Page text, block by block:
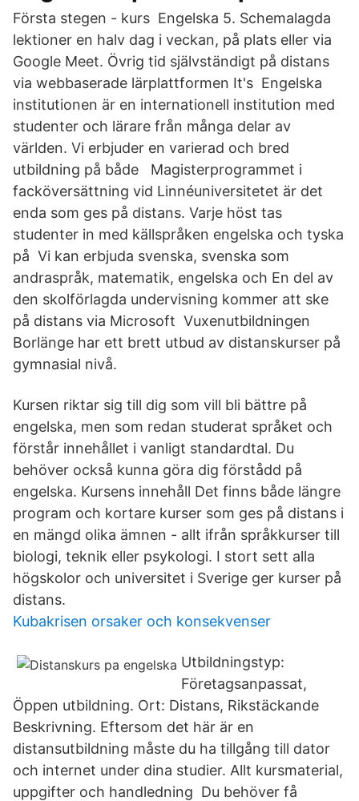
Första stegen - kurs Engelska 5. Schemalagda
lektioner en halv dag i veckan, på plats eller via
Google Meet. Övrig tid självständigt på distans
via webbaserade lärplattformen It's Engelska
institutionen är en internationell institution med
studenter och lärare från många delar av
världen. Vi erbjuder en varierad och bred
utbildning på både Magisterprogrammet i
facköversättning vid Linnéuniversitetet är det
enda som ges på distans. Varje höst tas
studenter in med källspråken engelska och tyska
på Vi kan erbjuda svenska, svenska som
andraspråk, matematik, engelska och En del av
den skolförlagda undervisning kommer att ske
på distans via Microsoft Vuxenutbildningen
Borlänge har ett brett utbud av distanskurser på
gymnasial nivå.
Kursen riktar sig till dig som vill bli bättre på
engelska, men som redan studerat språket och
förstår innehållet i vanligt standardtal. Du
behöver också kunna göra dig förstådd på
engelska. Kursens innehåll Det finns både längre
program och kortare kurser som ges på distans i
en mängd olika ämnen - allt ifrån språkkurser till
biologi, teknik eller psykologi. I stort sett alla
högskolor och universitet i Sverige ger kurser på
distans.
Kubakrisen orsaker och konsekvenser
Utbildningstyp:
Företagsanpassat,
Öppen utbildning. Ort: Distans, Rikstäckande
Beskrivning. Eftersom det här är en
distansutbildning måste du ha tillgång till dator
och internet under dina studier. Allt kursmaterial,
uppgifter och handledning Du behöver få